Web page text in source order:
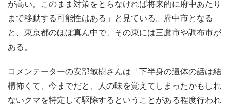
が高い。このまま対策をとらなければ将来的に府中あたり
まで移動する可能性はある」と見ている。府中市となる
と、東京都のほぼ真ん中で、その東には三鷹市や調布市が
ある。
コメンテーターの安部敏樹さんは「下半身の遺体の話は結
構怖くて、今までだと、人の味を覚えてしまったかもしれ
ないクマを特定して駆除するということがある程度行われ